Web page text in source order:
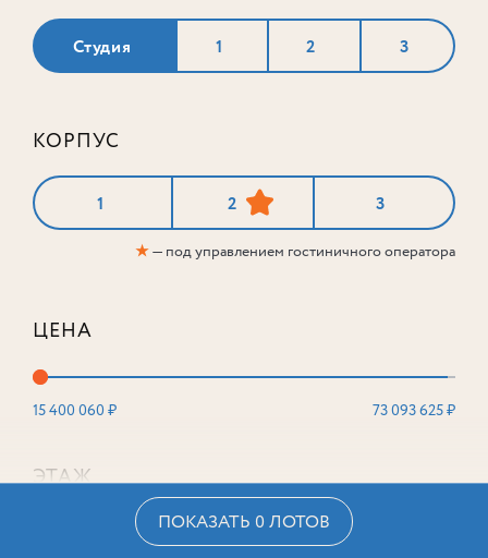
Студия 1 2 3
КОРПУС
1 2 3
★— под управлением гостиничного оператора
ЦЕНА
15 400 060 ₽ 73 093 625 ₽
ЭТАЖ
ПОКАЗАТЬ 0 ЛОТОВ